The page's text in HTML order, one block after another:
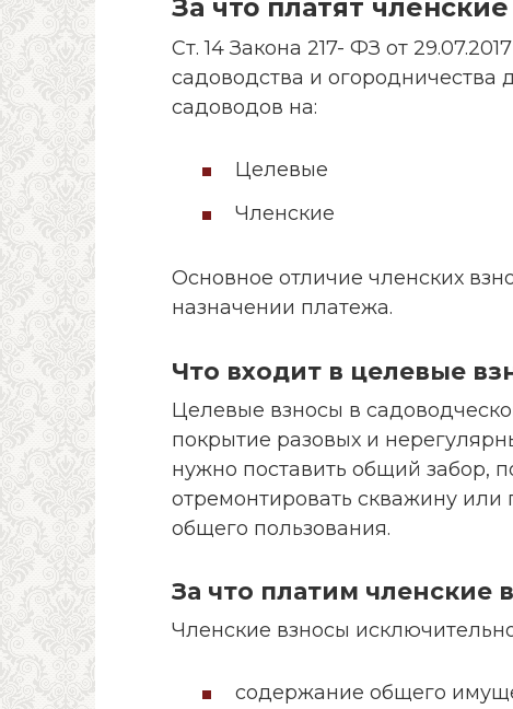
За что платят
Ст. 14 Закона 217- ФЗ от
садоводства и огородничества
садоводов на:
Целевые
Членские
Основное отличие членских
назначении платежа.
Что входит в целевые
Целевые взносы в
покрытие разовых и
нужно поставить общий забор,
отремонтировать скважину
общего пользования.
За что платим членские
Членские взносы
содержание общего